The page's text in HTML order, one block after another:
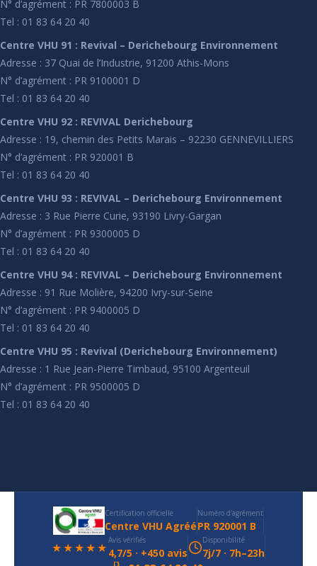
N° d’agrément : PR 7800003 B
Tel : 01 83 64 20 40
Centre VHU 91 : Revival – Derichebourg Environnement
Adresse : 37 Quai de l’Industrie, 91200 Athis-Mons
N° d’agrément : PR 9100001 D
Tel : 01 83 64 20 40
Centre VHU 92 : REVIVAL Derichebourg
Adresse : 19, chemin des Petits Marais – 92230 GENNEVILLIERS
N° d’agrément : PR 920001 B
Tel : 01 83 64 20 40
Centre VHU 93 : REVIVAL – Derichebourg Environnement
Adresse : 3 Rue Pierre Curie, 93190 Livry-Gargan
N° d’agrément : PR 9300005 D
Tel : 01 83 64 20 40
Centre VHU 94 : REVIVAL – Derichebourg Environnement
Adresse : 91 Rue Molière, 94200 Ivry-sur-Seine
N° d’agrément : PR 9400005 D
Tel : 01 83 64 20 40
Centre VHU 95 : Revival (Derichebourg Environnement)
Adresse : 1 Rue Jean-Pierre Timbaud, 95100 Argenteuil
N° d’agrément : PR 9500005 D
Tel : 01 83 64 20 40
Certification officielle
Centre VHU Agréé
Numéro d'agrément
PR 920001 B
★★★★★ Avis vérifiés
4,7/5 · +450 avis
Disponibilité
7j/7 · 7h–23h